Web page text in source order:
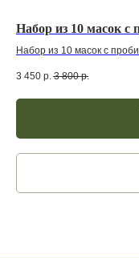
Набор из 10 масок с
Набор из 10 масок с
Маска дает эффект
Уменьшает мелкие
3 450 р. 3 800 р.